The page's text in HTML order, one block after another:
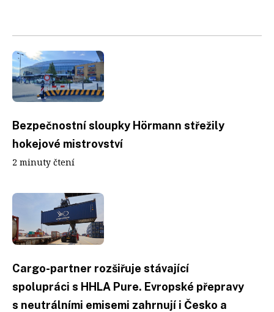
Bezpečnostní sloupky Hörmann střežily
hokejové mistrovství
2 minuty čtení
Cargo-partner rozšiřuje stávající
spolupráci s HHLA Pure. Evropské přepravy
s neutrálními emisemi zahrnují i Česko a